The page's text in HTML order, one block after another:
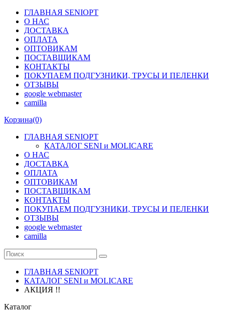
ГЛАВНАЯ SENIOPT
О НАС
ДОСТАВКА
ОПЛАТА
ОПТОВИКАМ
ПОСТАВЩИКАМ
КОНТАКТЫ
ПОКУПАЕМ ПОДГУЗНИКИ, ТРУСЫ И ПЕЛЕНКИ
ОТЗЫВЫ
google webmaster
camilla
Корзина(0)
ГЛАВНАЯ SENIOPT
КАТАЛОГ SENI и MOLICARE
О НАС
ДОСТАВКА
ОПЛАТА
ОПТОВИКАМ
ПОСТАВЩИКАМ
КОНТАКТЫ
ПОКУПАЕМ ПОДГУЗНИКИ, ТРУСЫ И ПЕЛЕНКИ
ОТЗЫВЫ
google webmaster
camilla
ГЛАВНАЯ SENIOPT
КАТАЛОГ SENI и MOLICARE
АКЦИЯ !!
Каталог